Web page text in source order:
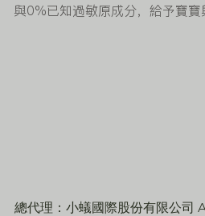
總代理：小蟻國際股份有限公司
與0%已知過敏原成分，給予寶寶